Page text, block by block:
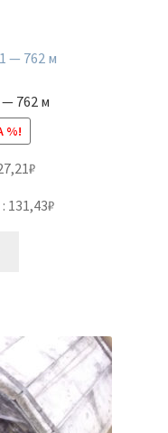
762 м
%!
₽
131,43₽